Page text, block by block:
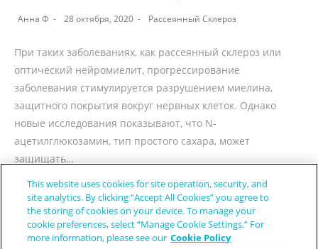
Анна Ф 28 октября, 2020 Рассеянный Склероз
При таких заболеваниях, как рассеянный склероз или
оптический нейромиелит, прогрессирование
заболевания стимулируется разрушением миелина,
защитного покрытия вокруг нервных клеток. Однако
новые исследования показывают, что N-
ацетилглюкозамин, тип простого сахара, может
защищать…
ПРОДОЛЖИТЬ ЧТЕНИЕ
This website uses cookies for site operation, security, and
site analytics. By clicking “Accept All Cookies” you agree to
the storing of cookies on your device. To manage your
cookie preferences, select “Manage Cookie Settings.” For
more information, please see our Cookie Policy